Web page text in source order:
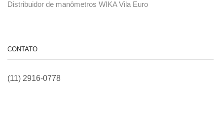
Distribuidor de manômetros WIKA Vila Euro
CONTATO
(11) 2916-0778